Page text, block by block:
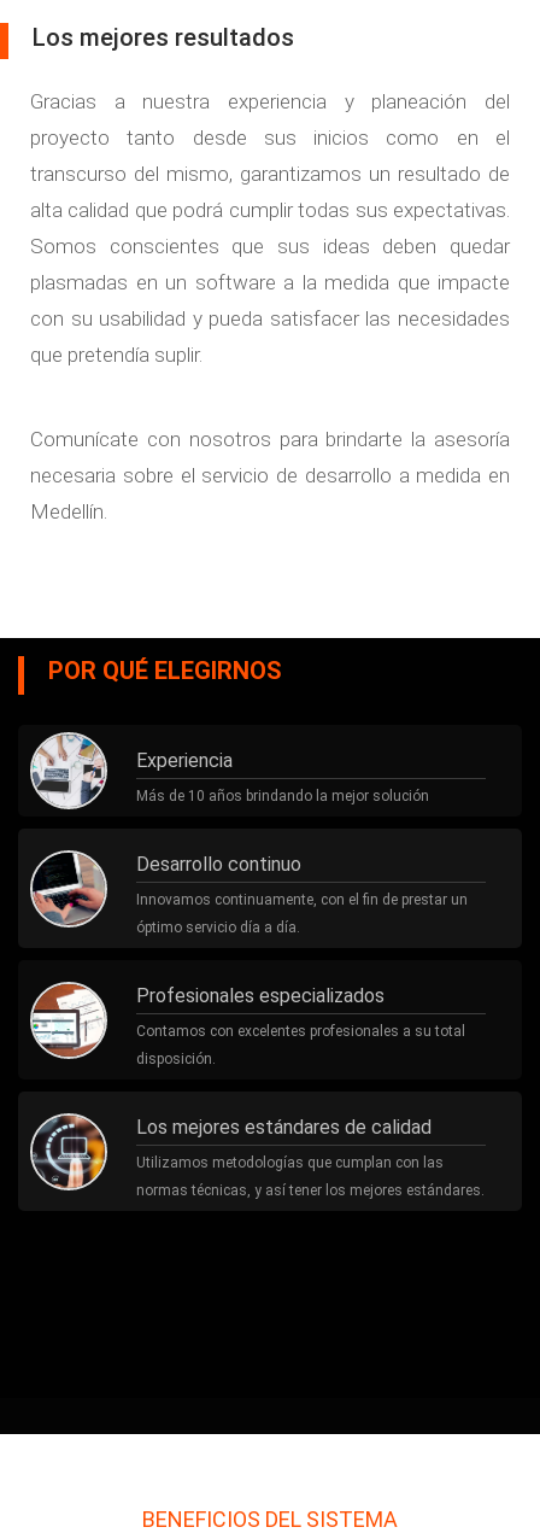
Los mejores resultados
Gracias a nuestra experiencia y planeación del
proyecto tanto desde sus inicios como en el
transcurso del mismo, garantizamos un resultado de
alta calidad que podrá cumplir todas sus expectativas.
Somos conscientes que sus ideas deben quedar
plasmadas en un software a la medida que impacte
con su usabilidad y pueda satisfacer las necesidades
que pretendía suplir.
Comunícate con nosotros para brindarte la asesoría
necesaria sobre el servicio de desarrollo a medida en
Medellín.
POR QUÉ ELEGIRNOS
Experiencia
Más de 10 años brindando la mejor solución
Desarrollo continuo
Innovamos continuamente, con el fin de prestar un
óptimo servicio día a día.
Profesionales especializados
Contamos con excelentes profesionales a su total
disposición.
Los mejores estándares de calidad
Utilizamos metodologías que cumplan con las
normas técnicas, y así tener los mejores estándares.
BENEFICIOS DEL SISTEMA